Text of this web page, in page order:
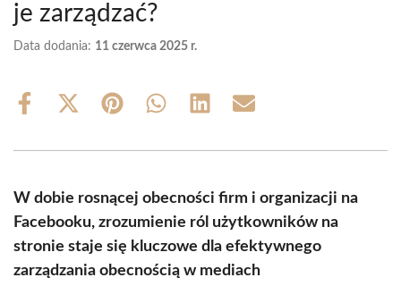
je zarządzać?
Data dodania: 11 czerwca 2025 r.
Share
Share
(Twitter)
Share Share Share Share
W dobie rosnącej obecności firm i organizacji na
Facebooku, zrozumienie ról użytkowników na
stronie staje się kluczowe dla efektywnego
zarządzania obecnością w mediach